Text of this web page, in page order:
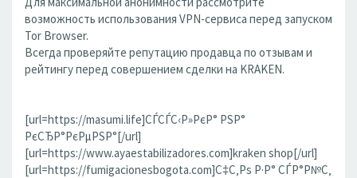
возможность использования VPN-сервиса перед запуском
Tor Browser.
Всегда проверяйте репутацию продавца по отзывам и
рейтингу перед совершением сделки на KRAKEN.
[url=https://masumi.life]СЃСЃС‹Р»РєР° РЅР°
РєСЂР°РєРµРЅР°[/url]
[url=https://www.ayaestabilizadores.com]kraken shop[/url]
[url=https://fumigacionesbogota.com]С‡С‚Рѕ Р·Р° СЃР°Р№С‚